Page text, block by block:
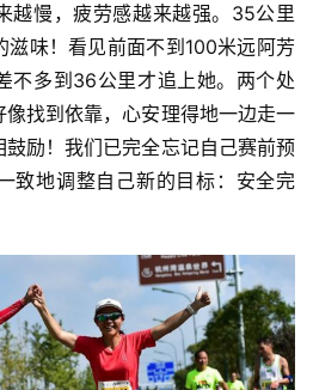
越慢，疲劳感越来越强。35公里
滋味！看见前面不到100米远阿芳
不多到36公里才追上她。两个处
找到依靠，心安理得地一边走一
励！我们已完全忘记自己赛前预
致地调整自己新的目标：安全完